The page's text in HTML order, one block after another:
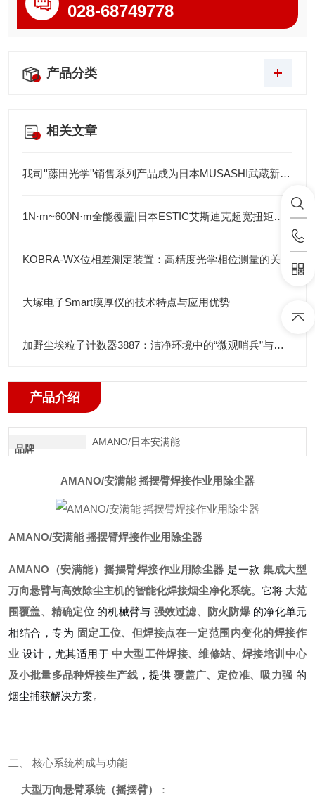
028-68749778
产品分类
相关文章
我司''藤田光学''销售系列产品成为日本MUSASHI武蔵新的代理店
1N·m~600N·m全能覆盖|日本ESTIC艾斯迪克超宽扭矩弯头枪
大塚电子Smart膜厚仪的技术特点与应用优势
加野尘埃粒子计数器3887：洁净环境中的“微观哨兵”与洁净度“审计官”
产品介绍
品牌
AMANO/日本安满能
AMANO/安满能 摇摆臂焊接作业用除尘器
AMANO/安满能 摇摆臂焊接作业用除尘器
AMANO（安满能）摇摆臂焊接作业用除尘器 是一款集成大型
万向悬臂与高效除尘主机的智能化焊接烟尘净化系统。它将 大范
围覆盖、精确定位的机械臂与 强效过滤、防火防爆的净化单元
相结合，专为 固定工位、但焊接点在一定范围内变化的焊接作
业 设计，尤其适用于中大型工件焊接、维修站、焊接培训中心
及小批量多品种焊接生产线 ，提供覆盖广、定位准、吸力强 的
烟尘捕获解决方案。
二、 核心系统构成与功能
大型万向悬臂系统（摇摆臂） ：